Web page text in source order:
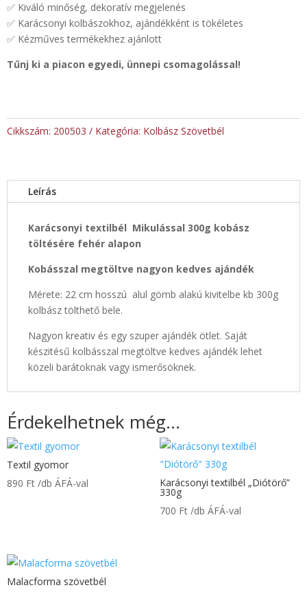
✅ Kiváló minőség, dekoratív megjelenés
✅ Karácsonyi kolbászokhoz, ajándékként is tökéletes
✅ Kézműves termékekhez ajánlott
Tűnj ki a piacon egyedi, ünnepi csomagolással!
Cikkszám: 200503 Kategória: Kolbász Szövetbél
Leírás
Karácsonyi textilbél Mikulással 300g kobász
töltésére fehér alapon
Kobásszal megtöltve nagyon kedves ajándék
Mérete: 22 cm hosszú alul gömb alakú kivitelbe kb 300g
kolbász tölthető bele.
Nagyon kreativ és egy szuper ajándék ötlet. Saját
készitésű kolbásszal megtöltve kedves ajándék lehet
közeli barátoknak vagy ismerősöknek.
Érdekelhetnek még…
Textil gyomor
890 Ft /db ÁFÁ-val Karácsonyi textilbél „Diótörő”
330g
700 Ft /db ÁFÁ-val
Malacforma szövetbél